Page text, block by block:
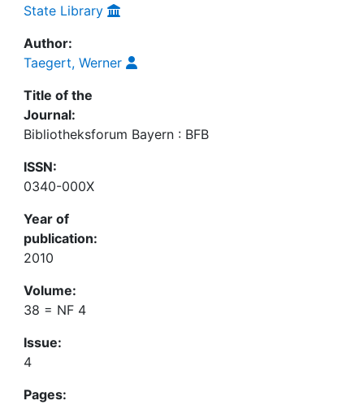
State Library
Author:
Taegert, Werner
Title of the
Journal:
Bibliotheksforum Bayern : BFB
ISSN:
0340-000X
Year of
publication:
2010
Volume:
38 = NF 4
Issue:
4
Pages: